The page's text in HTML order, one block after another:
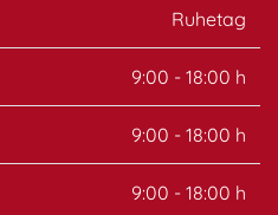
Ruhetag
9:00 - 18:00 h
9:00 - 18:00 h
9:00 - 18:00 h